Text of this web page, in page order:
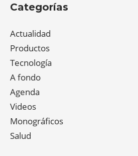
Categorías
Actualidad
Productos
Tecnología
A fondo
Agenda
Videos
Monográficos
Salud